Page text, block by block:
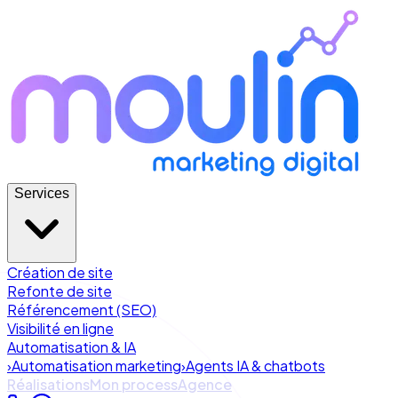
Services
Création de site
Refonte de site
Référencement (SEO)
Visibilité en ligne
Automatisation & IA
›Automatisation marketing›Agents IA & chatbots
RéalisationsMon processAgence